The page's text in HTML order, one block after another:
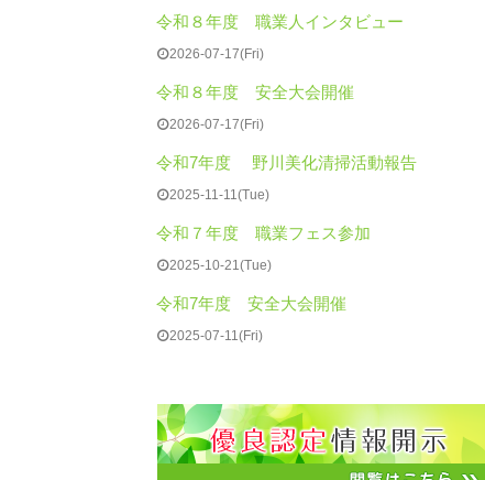
令和８年度 職業人インタビュー
2026-07-17(Fri)
令和８年度 安全大会開催
2026-07-17(Fri)
令和7年度 野川美化清掃活動報告
2025-11-11(Tue)
令和７年度 職業フェス参加
2025-10-21(Tue)
令和7年度 安全大会開催
2025-07-11(Fri)